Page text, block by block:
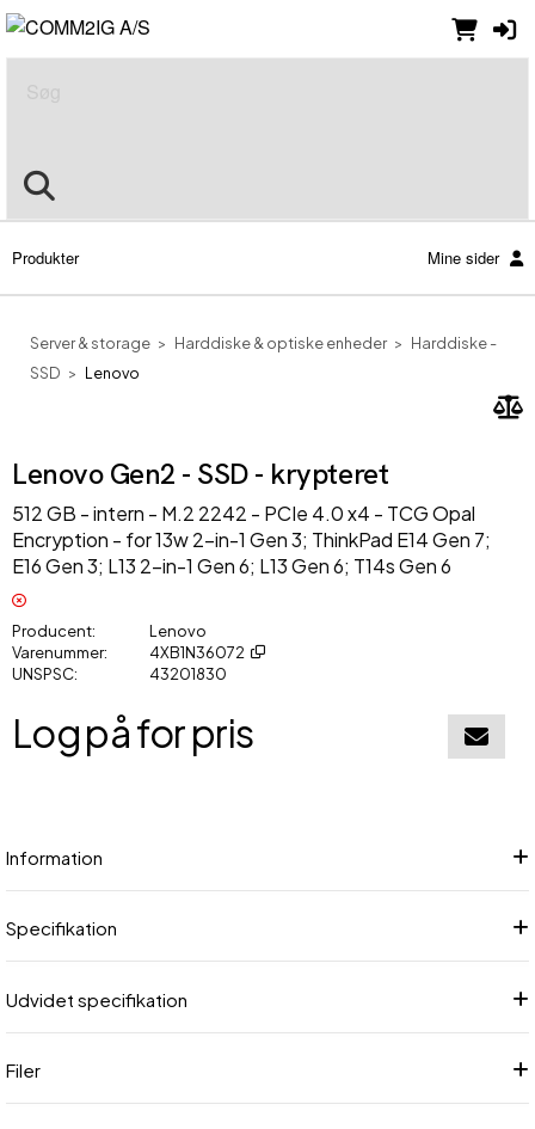
Produkter Mine sider
Server & storage Harddiske & optiske enheder
Harddiske -
SSD
Lenovo
Lenovo Gen2 - SSD - krypteret
512 GB - intern - M.2 2242 - PCIe 4.0 x4 - TCG Opal
Encryption - for 13w 2-in-1 Gen 3; ThinkPad E14 Gen 7;
E16 Gen 3; L13 2-in-1 Gen 6; L13 Gen 6; T14s Gen 6
Producent
Lenovo
Varenummer
4XB1N36072
UNSPSC
43201830
Log på for pris Føj til
Information
Specifikation
Udvidet specifikation
Filer